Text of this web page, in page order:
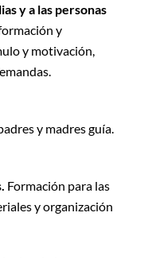
y a las personas
y
y motivación,
y madres guía.
Formación para las
y organización